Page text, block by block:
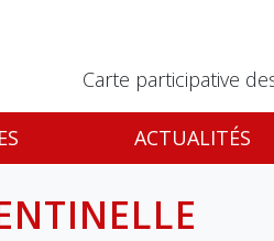
Carte participative
ACTUALITÉS